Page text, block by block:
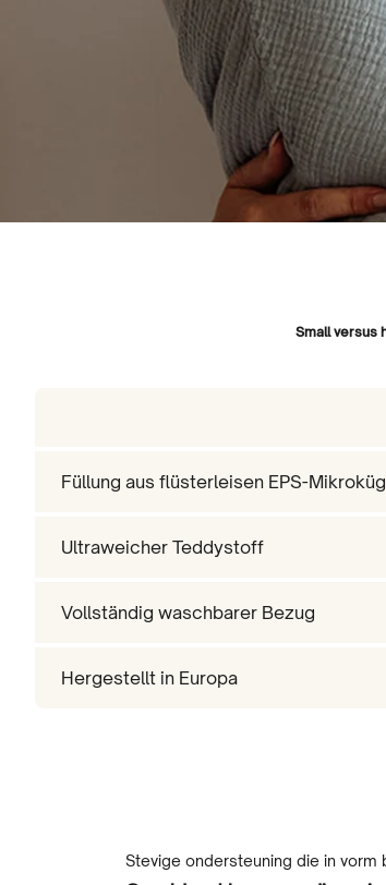
Small versus
Füllung aus flüsterleisen EPS-
Ultraweicher Teddystoff
Vollständig waschbarer Bezug
Hergestellt in Europa
Stevige ondersteuning die in vorm